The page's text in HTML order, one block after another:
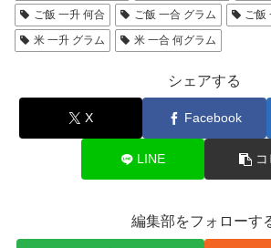
ご飯 一升 何合
ご飯 一合 グラム
ご飯
米 一升 グラム
米 一合 何グラム
シェアする
X Facebook
LINE
編集部をフォローす